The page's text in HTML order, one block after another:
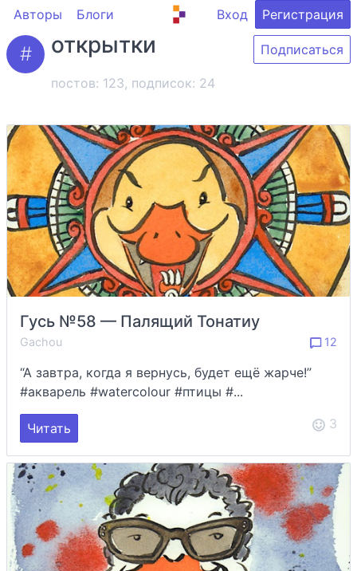
Авторы Блоги Вход Регистрация
открытки
постов: 123, подписок: 24
Подписаться
Гусь №58 — Палящий Тонатиу
Gachou 12
“А завтра, когда я вернусь, будет ещё жарче!”
#акварель #watercolour #птицы #...
Читать 3